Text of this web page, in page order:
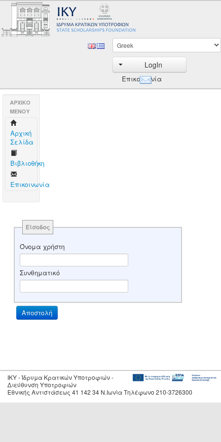
LogIn
Επικοινωνία
AΡΧΙΚΟ
ΜΕΝΟΥ
Aρχική
Σελίδα
Βιβλιοθήκη
Επικοινωνία
Είσοδος
Όνομα χρήστη
Συνθηματικό
IKY - Ίδρυμα Κρατικών Υποτροφιών -
Διεύθυνση Υποτροφιών
Εθνικής Αντιστάσεως 41 142 34 Ν.Ιωνία Τηλέφωνο 210-3726300